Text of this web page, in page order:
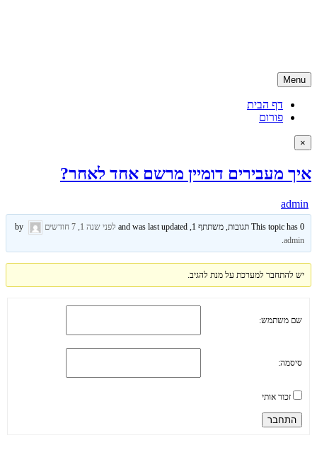
Menu
דף הבית
פורום
×
איך מעבירים דומיין מרשם אחד לאחר?
admin
This topic has 0 תגובות, משתתף 1, and was last updated לפני שנה 1, 7 חודשים
admin
.
יש להתחבר למערכת על מנת להגיב.
שם משתמש:
סיסמה:
זכור אותי
התחבר